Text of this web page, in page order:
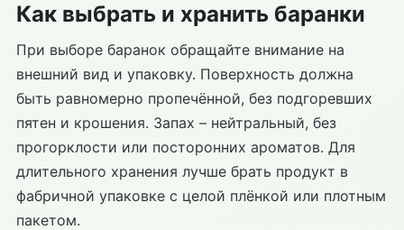
Как выбрать и хранить баранки
При выборе баранок обращайте внимание на
внешний вид и упаковку. Поверхность должна
быть равномерно пропечённой, без подгоревших
пятен и крошения. Запах – нейтральный, без
прогорклости или посторонних ароматов. Для
длительного хранения лучше брать продукт в
фабричной упаковке с целой плёнкой или плотным
пакетом.